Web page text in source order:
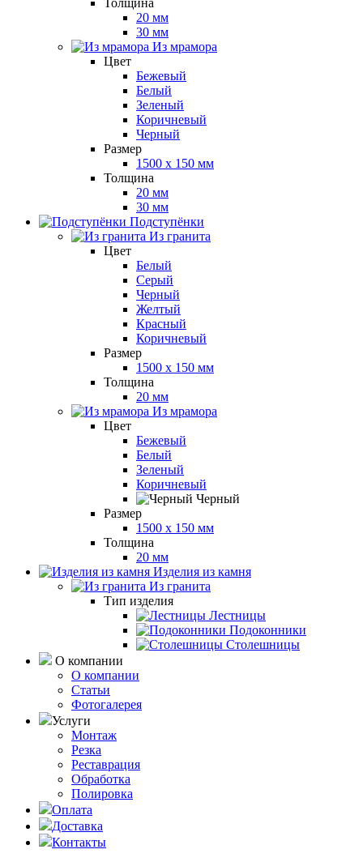
Толщина
20 мм
30 мм
Из мрамора
Цвет
Бежевый
Белый
Зеленый
Коричневый
Черный
Размер
1500 x 150 мм
Толщина
20 мм
30 мм
Подступёнки
Из гранита
Цвет
Белый
Серый
Черный
Желтый
Красный
Коричневый
Размер
1500 x 150 мм
Толщина
20 мм
Из мрамора
Цвет
Бежевый
Белый
Зеленый
Коричневый
Черный
Размер
1500 x 150 мм
Толщина
20 мм
Изделия из камня
Из гранита
Тип изделия
Лестницы
Подоконники
Столешницы
О компании
О компании
Статьи
Фотогалерея
Услуги
Монтаж
Резка
Реставрация
Обработка
Полировка
Оплата
Доставка
Контакты